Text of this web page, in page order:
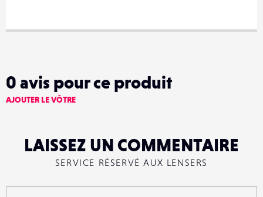
0 avis pour ce produit
AJOUTER LE VÔTRE
LAISSEZ UN COMMENTAIRE
SERVICE RÉSERVÉ AUX LENSERS